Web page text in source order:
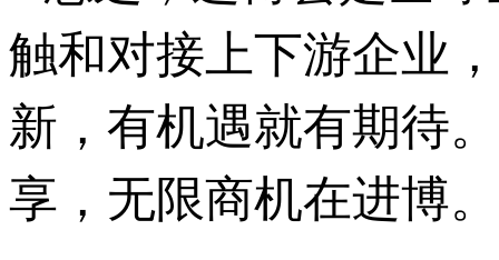
触和对接上下游企业
新，有机遇就有期待
享，无限商机在进博。